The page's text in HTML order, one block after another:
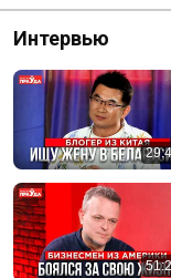
Интервью